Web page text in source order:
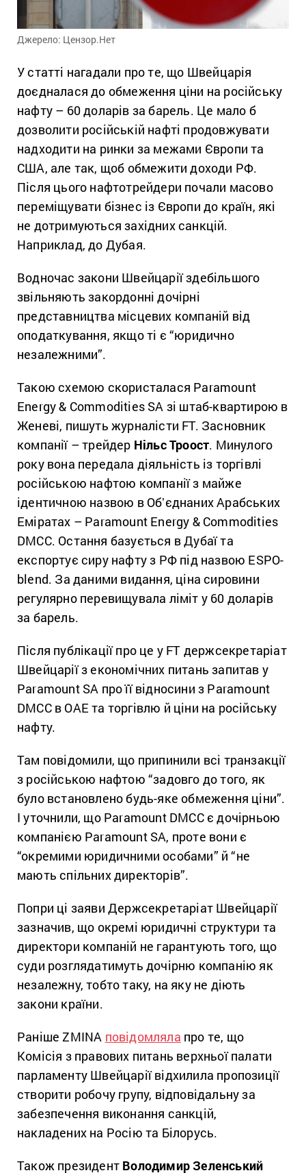
Джерело: Цензор.Нет
У статті нагадали про те, що Швейцарія
доєдналася до обмеження ціни на російську
нафту – 60 доларів за барель. Це мало б
дозволити російській нафті продовжувати
надходити на ринки за межами Європи та
США, але так, щоб обмежити доходи РФ.
Після цього нафтотрейдери почали масово
переміщувати бізнес із Європи до країн, які
не дотримуються західних санкцій.
Наприклад, до Дубая.
Водночас закони Швейцарії здебільшого
звільняють закордонні дочірні
представництва місцевих компаній від
оподаткування, якщо ті є “юридично
незалежними”.
Такою схемою скористалася Paramount
Energy & Commodities SA зі штаб-квартирою в
Женеві, пишуть журналісти FT. Засновник
компанії – трейдер Нільс Троост. Минулого
року вона передала діяльність із торгівлі
російською нафтою компанії з майже
ідентичною назвою в Обʼєднаних Арабських
Еміратах – Paramount Energy & Commodities
DMCC. Остання базується в Дубаї та
експортує сиру нафту з РФ під назвою ESPO-
blend. За даними видання, ціна сировини
регулярно перевищувала ліміт у 60 доларів
за барель.
Після публікації про це у FT держсекретаріат
Швейцарії з економічних питань запитав у
Paramount SA про її відносини з Paramount
DMCC в ОАЕ та торгівлю й ціни на російську
нафту.
Там повідомили, що припинили всі транзакції
з російською нафтою “задовго до того, як
було встановлено будь-яке обмеження ціни”.
І уточнили, що Paramount DMCC є дочірньою
компанією Paramount SA, проте вони є
“окремими юридичними особами” й “не
мають спільних директорів”.
Попри ці заяви Держсекретаріат Швейцарії
зазначив, що окремі юридичні структури та
директори компаній не гарантують того, що
суди розглядатимуть дочірню компанію як
незалежну, тобто таку, на яку не діють
закони країни.
Раніше ZMINA повідомляла про те, що
Комісія з правових питань верхньої палати
парламенту Швейцарії відхилила пропозиції
створити робочу групу, відповідальну за
забезпечення виконання санкцій,
накладених на Росію та Білорусь.
Також президент Володимир Зеленський